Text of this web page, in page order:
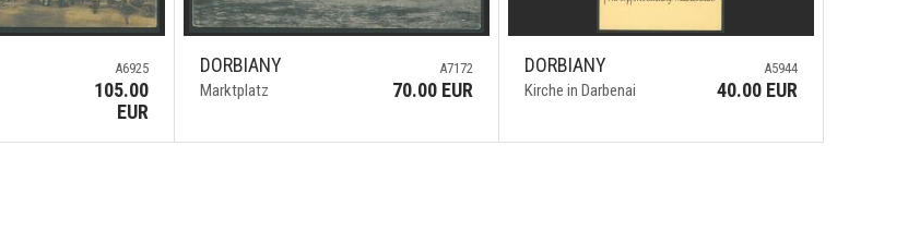
A6925
105.00
EUR
DORBIANY
Marktplatz
A7172
70.00 EUR
DORBIANY
Kirche in Darbenai
A5944
40.00 EUR